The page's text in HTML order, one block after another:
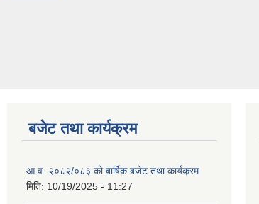
बजेट तथा कार्यक्रम
आ.व. २०८२/०८३ को बार्षिक बजेट तथा कार्यक्रम
मिति: 10/19/2025 - 11:27